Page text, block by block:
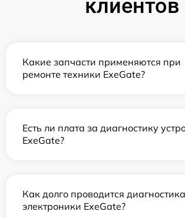
клиентов
Какие запчасти применяются при
ремонте техники ExeGate?
Есть ли плата за диагностику
ExeGate?
Как долго проводится диагностика
электроники ExeGate?